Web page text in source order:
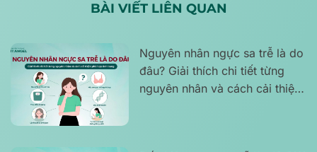
BÀI VIẾT LIÊN QUAN
Nguyên nhân ngực sa trễ là do
đâu? Giải thích chi tiết từng
nguyên nhân và cách cải thiện